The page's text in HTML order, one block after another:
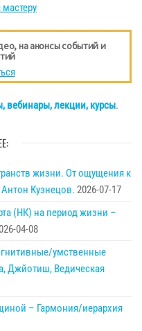
на анонсы событий и
вебинары, лекции, курсы.
жизни. От ощущения к
Антон Кузнецов. 2026-07-17
(НК) на период жизни –
04-08
умственные
Джйотиш, Ведическая
– Гармония/иерархия